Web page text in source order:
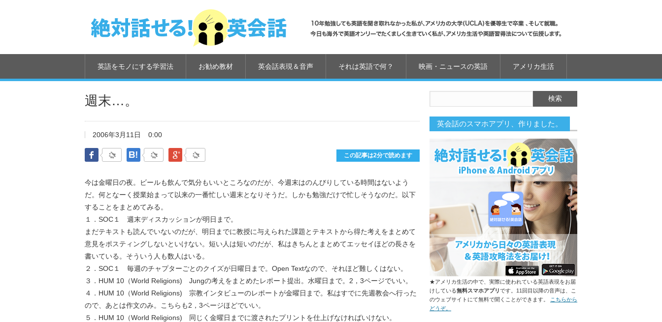
英語をモノにする学習法 お勧め教材 英会話表現＆音声 それは英語で何？ 映画・ニュースの英語 アメリカ生活
週末…。
2006年3月11日 0:00
Facebook はてなブックマークGoogle Plus この記事は2分で読めます
今は金曜日の夜。ビールも飲んで気分もいいところなのだが、今週末はのんびりしている時間はないよう
だ。何となーく授業始まって以来の一番忙しい週末となりそうだ。しかも勉強だけで忙しそうなのだ。以下
することをまとめてみる。
１．SOC１ 週末ディスカッションが明日まで。
まだテキストも読んでいないのだが、明日までに教授に与えられた課題とテキストから得た考えをまとめて
意見をポスティングしないといけない。短い人は短いのだが、私はきちんとまとめてエッセイほどの長さを
書いている。そういう人も数人はいる。
２．SOC１ 毎週のチャプターごとのクイズが日曜日まで。Open Textなので、それほど難しくはない。
３．HUM 10（World Religions) Jungの考えをまとめたレポート提出。水曜日まで。2，3ページでいい。
４．HUM 10（World Religions) 宗教インタビューのレポートが金曜日まで。私はすでに先週教会へ行った
ので、あとは作文のみ。こちらも2，3ページほどでいい。
５．HUM 10（World Religions) 同じく金曜日までに渡されたプリントを仕上げなければいけない。
英会話のスマホアプリ、作りました。
★アメリカ生活の中で、実際に使われている英語表現をお届
けしている無料スマホアプリです。11回目以降の音声は、こ
のウェブサイトにて無料で聞くことができます。
こちらから
どうぞ。